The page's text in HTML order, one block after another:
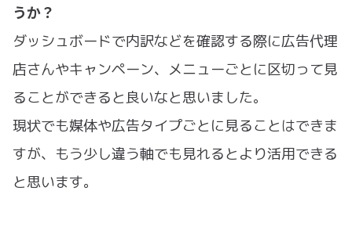
うか？
ダッシュボードで内訳などを確認する際に広告代理
店さんやキャンペーン、メニューごとに区切って見
ることができると良いなと思いました。
現状でも媒体や広告タイプごとに見ることはできま
すが、もう少し違う軸でも見れるとより活用できる
と思います。